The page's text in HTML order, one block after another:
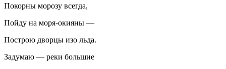
Покорны морозу всегда,
Пойду на моря-окияны —
Построю дворцы изо льда.
Задумаю — реки большие